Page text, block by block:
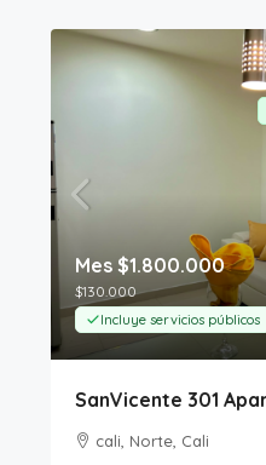
Mes $1.800.000
$130.000
Incluye servicios públicos
SanVicente 301
cali, Norte, Cali